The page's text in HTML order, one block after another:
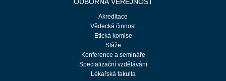
Akreditace
Vědecká činnost
Etická komise
Stáže
Konference a semináře
Specializační vzdělávání
Lékařská fakulta